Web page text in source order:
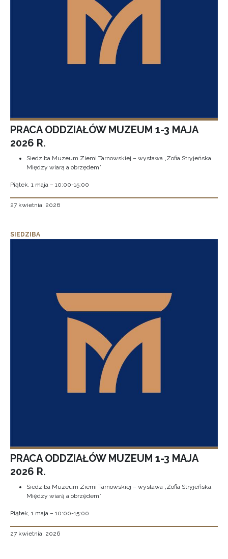
PRACA ODDZIAŁÓW MUZEUM 1-3 MAJA
2026 R.
Siedziba Muzeum Ziemi Tarnowskiej – wystawa „Zofia Stryjeńska.
Między wiarą a obrzędem”
Piątek, 1 maja – 10:00-15:00
27 kwietnia, 2026
SIEDZIBA
PRACA ODDZIAŁÓW MUZEUM 1-3 MAJA
2026 R.
Siedziba Muzeum Ziemi Tarnowskiej – wystawa „Zofia Stryjeńska.
Między wiarą a obrzędem”
Piątek, 1 maja – 10:00-15:00
27 kwietnia, 2026